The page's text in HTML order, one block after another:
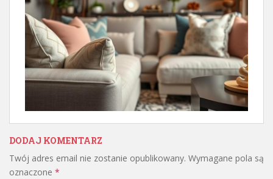
DODAJ KOMENTARZ
Twój adres email nie zostanie opublikowany. Wymagane pola są
oznaczone *